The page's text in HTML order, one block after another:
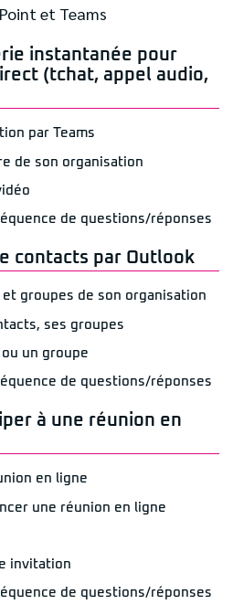
et Teams
instantanée pour
(tchat, appel audio,
par Teams
de son organisation
de questions/réponses
contacts par Outlook
groupes de son organisation
ses groupes
un groupe
de questions/réponses
à une réunion en
en ligne
une réunion en ligne
invitation
de questions/réponses